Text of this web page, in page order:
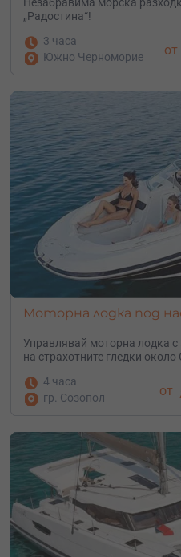
„Радостина“!
3 часа
Южно Черноморие
от
Моторна лодка под
Управлявай моторна лодка с
на страхотните гледки около
4 часа
гр. Созопол
от